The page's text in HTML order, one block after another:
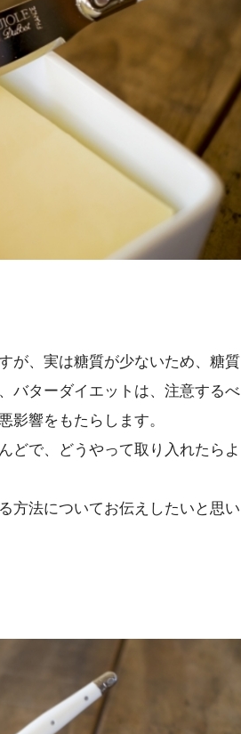
が、実は糖質が少ないため、糖質
バターダイエットは、注意するべ
影響をもたらします。
どで、どうやって取り入れたらよ
方法についてお伝えしたいと思い